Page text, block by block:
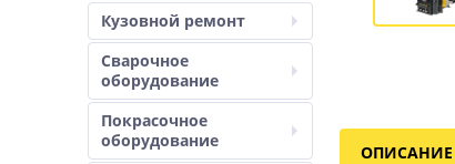
Кузовной ремонт
Сварочное
оборудование
Покрасочное
оборудование
ОПИСАНИЕ